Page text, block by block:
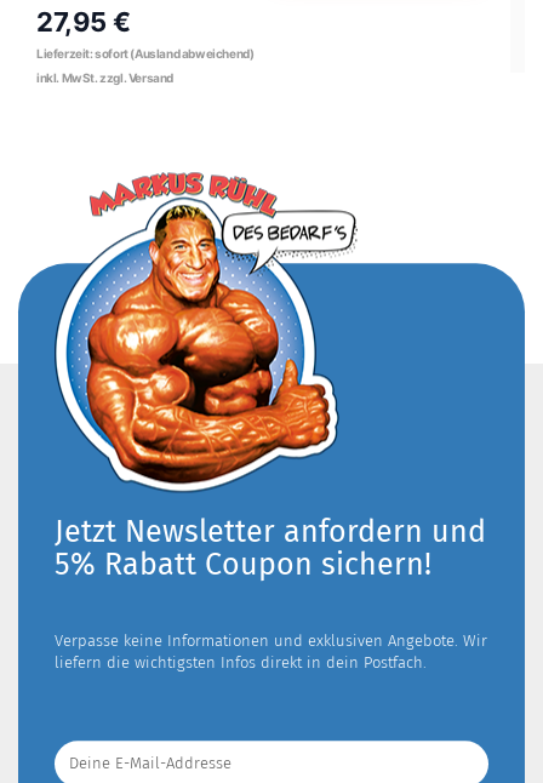
27,95 €
Jetzt Newsletter anfordern und
5% Rabatt Coupon sichern!
Verpasse keine Informationen und exklusiven Angebote. Wir
liefern die wichtigsten Infos direkt in dein Postfach.
Deine
E-